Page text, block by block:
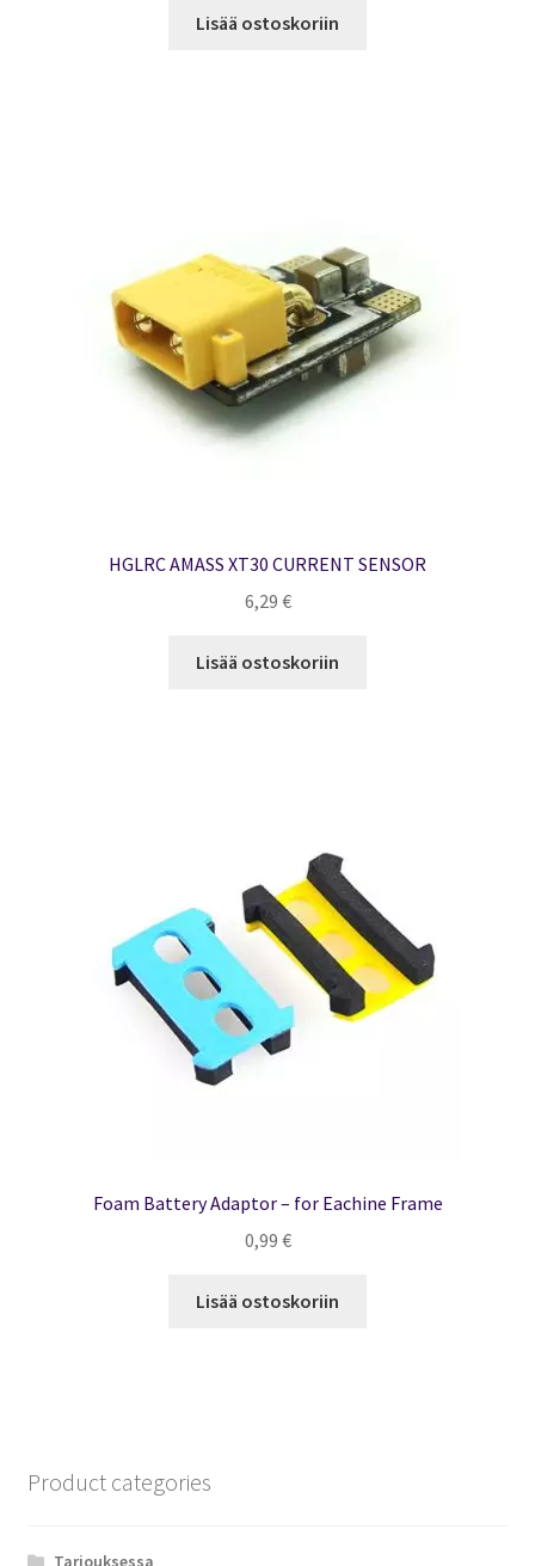
Lisää ostoskoriin
HGLRC AMASS XT30 CURRENT SENSOR
6,29 €
Lisää ostoskoriin
Foam Battery Adaptor – for Eachine Frame
0,99 €
Lisää ostoskoriin
Product categories
Tarjouksessa